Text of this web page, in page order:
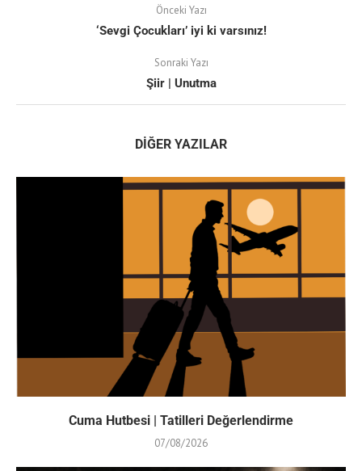
Önceki Yazı
‘Sevgi Çocukları’ iyi ki varsınız!
Sonraki Yazı
Şiir | Unutma
DIĞER YAZILAR
Cuma Hutbesi | Tatilleri Değerlendirme
07/08/2026